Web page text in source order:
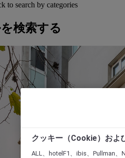
to search by categories
検索する
クッキー（Cookie）およ
ALL、hotelF1、ibis、Pullman